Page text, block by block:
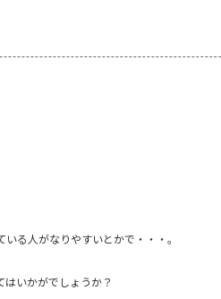
る人がなりやすいとかで・・・。
いかがでしょうか？